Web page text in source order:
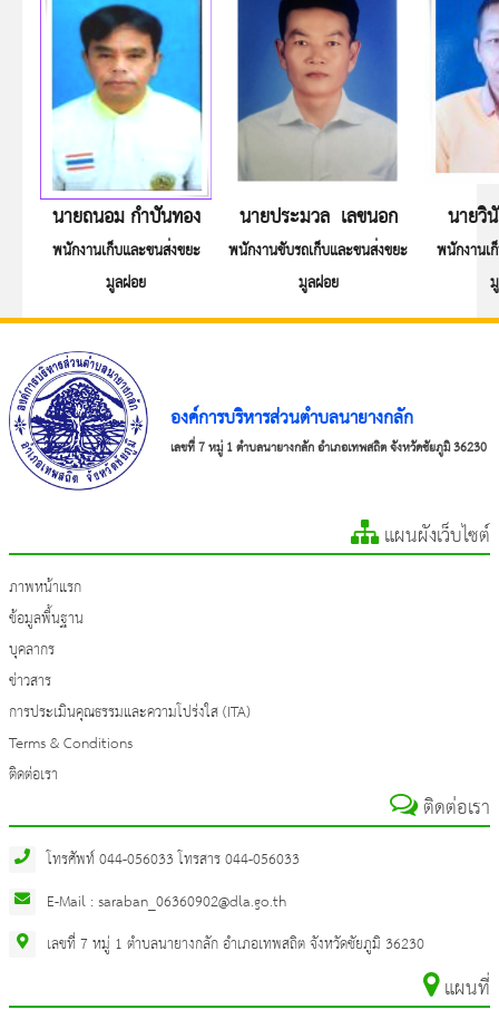
นายถนอม กำปันทอง
พนักงานเก็บและขนส่งขยะ
มูลฝอย
นายประมวล เลขนอก
พนักงานขับรถเก็บและขนส่งขยะ
มูลฝอย
นายวิ
พนักงานเ
องค์การบริหารส่วนตำบลนายางกลัก
เลขที่ 7 หมู่ 1 ตำบลนายางกลัก อำเภอเทพสถิต จังหวัดชัยภูมิ 36230
แผนผังเว็บไซต์
ภาพหน้าแรก
ข้อมูลพื้นฐาน
บุคลากร
ข่าวสาร
การประเมินคุณธรรมและความโปร่งใส (ITA)
Terms & Conditions
ติดต่อเรา
ติดต่อเรา
โทรศัพท์ 044-056033 โทรสาร 044-056033
E-Mail : saraban_06360902@dla.go.th
เลขที่ 7 หมู่ 1 ตำบลนายางกลัก อำเภอเทพสถิต จังหวัดชัยภูมิ 36230
แผนที่